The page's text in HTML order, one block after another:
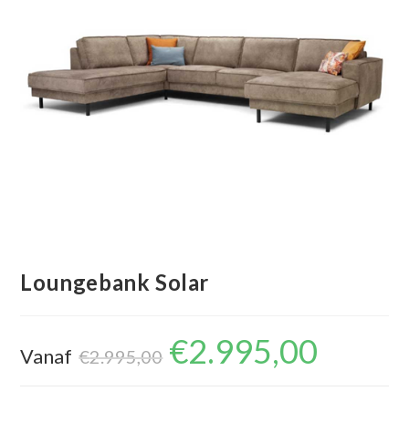
Loungebank Solar
Vanaf €2.995,00
Oorspronkelijke
prijs
was:
€2.995,00